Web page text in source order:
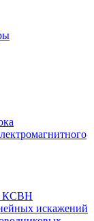
КСВН
искажений